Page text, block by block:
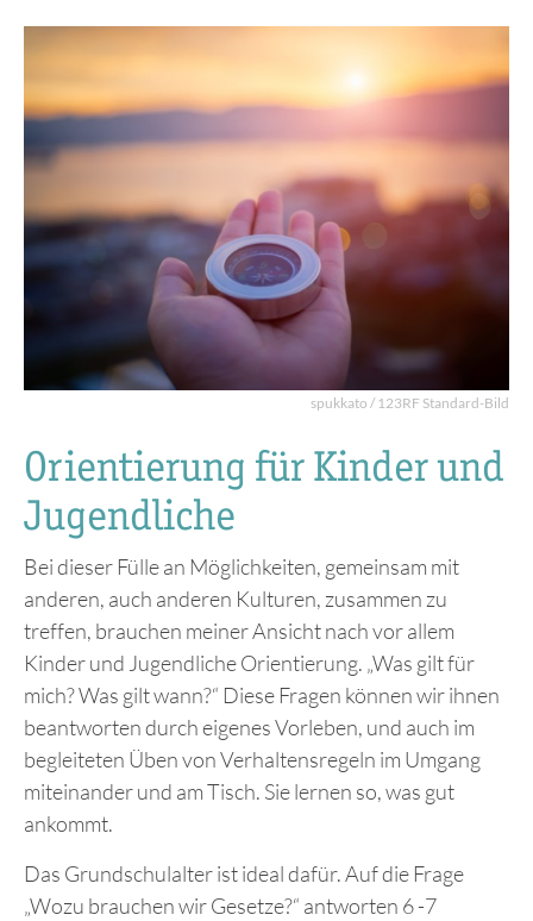
spukkato / 123RF Standard-Bild
Orientierung für Kinder und
Jugendliche
Bei dieser Fülle an Möglichkeiten, gemeinsam mit
anderen, auch anderen Kulturen, zusammen zu
treffen, brauchen meiner Ansicht nach vor allem
Kinder und Jugendliche Orientierung. „Was gilt für
mich? Was gilt wann?“ Diese Fragen können wir ihnen
beantworten durch eigenes Vorleben, und auch im
begleiteten Üben von Verhaltensregeln im Umgang
miteinander und am Tisch. Sie lernen so, was gut
ankommt.
Das Grundschulalter ist ideal dafür. Auf die Frage
„Wozu brauchen wir Gesetze?“ antworten 6 -7